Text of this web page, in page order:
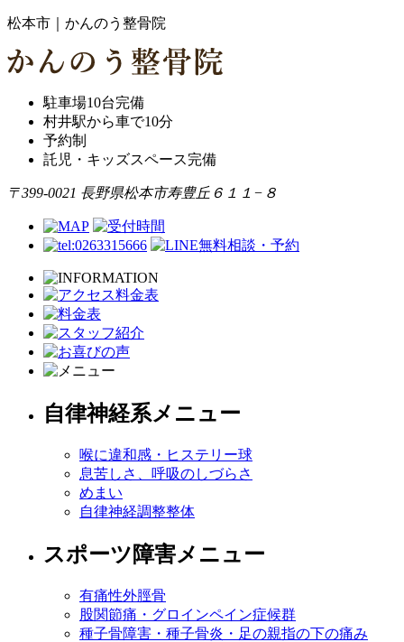
松本市｜かんのう整骨院
駐車場10台完備
村井駅から車で10分
予約制
託児・キッズスペース完備
〒399-0021 長野県松本市寿豊丘６１１−８
自律神経系メニュー
喉に違和感・ヒステリー球
息苦しさ、呼吸のしづらさ
めまい
自律神経調整整体
スポーツ障害メニュー
有痛性外脛骨
股関節痛・グロインペイン症候群
種子骨障害・種子骨炎・足の親指の下の痛み